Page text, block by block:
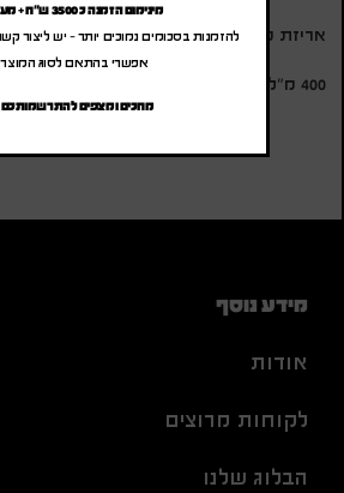
אריזת מתנה
400 מ”ל
מידע נוסף
אודות
לקוחות מרוצים
הבלוג שלנו
מינימום הזמנה כ 3500 ש"ח + מע"מ
להזמנות בסכומים נמוכים יותר – יש ליצור
אפשרי בהתאם לסוג המוצר
מחכים ומצפים להתרשמותכם